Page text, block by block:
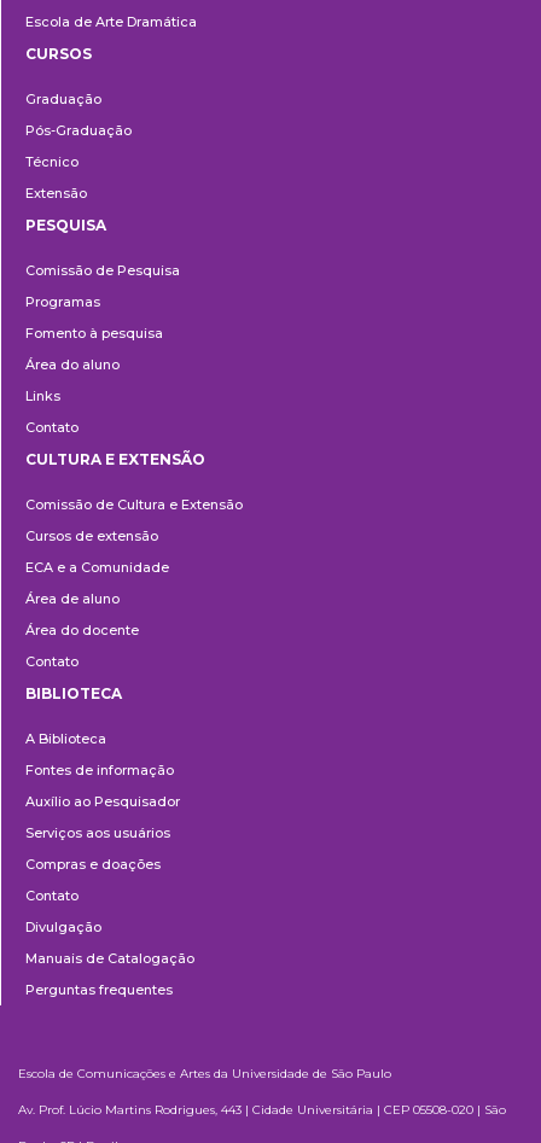
Escola de Arte Dramática
CURSOS
Graduação
Pós-Graduação
Técnico
Extensão
PESQUISA
Comissão de Pesquisa
Programas
Fomento à pesquisa
Área do aluno
Links
Contato
e
Extensão
CULTURA E EXTENSÃO
Comissão de Cultura e Extensão
Cursos de extensão
ECA e a Comunidade
Área de aluno
Área do docente
Contato
BIBLIOTECA
A Biblioteca
Fontes de informação
Auxílio ao Pesquisador
Serviços aos usuários
Compras e doações
Contato
Divulgação
Manuais de Catalogação
Perguntas frequentes
Escola de Comunicações e Artes da Universidade de São Paulo
Av. Prof. Lúcio Martins Rodrigues, 443 | Cidade Universitária | CEP 05508-020 | São